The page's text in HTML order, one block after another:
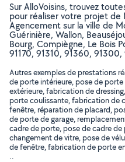
Sur AlloVoisins, trouvez
pour réaliser votre projet de
Agencement sur la ville de
Guérinière, Wallon,
Bourg, Compiègne, Le Bois
91170, 91310, 91360,
Autres exemples de prestations
de porte intérieure, pose de
extérieure, fabrication de
porte coulissante, fabrication de
fenêtre, réparation de placard,
de porte de garage,
cadre de porte, pose de cadre
changement de vitre, pose de
de fenêtre, fabrication de porte
..